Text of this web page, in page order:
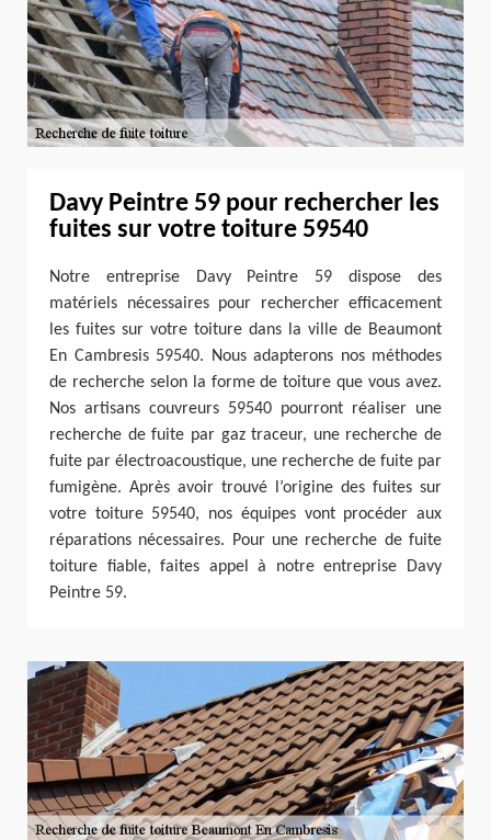
Davy Peintre 59 pour rechercher les
fuites sur votre toiture 59540
Notre entreprise Davy Peintre 59 dispose des
matériels nécessaires pour rechercher efficacement
les fuites sur votre toiture dans la ville de Beaumont
En Cambresis 59540. Nous adapterons nos méthodes
de recherche selon la forme de toiture que vous avez.
Nos artisans couvreurs 59540 pourront réaliser une
recherche de fuite par gaz traceur, une recherche de
fuite par électroacoustique, une recherche de fuite par
fumigène. Après avoir trouvé l’origine des fuites sur
votre toiture 59540, nos équipes vont procéder aux
réparations nécessaires. Pour une recherche de fuite
toiture fiable, faites appel à notre entreprise Davy
Peintre 59.